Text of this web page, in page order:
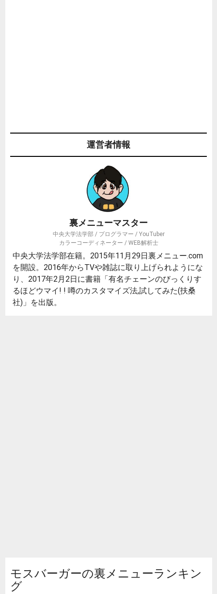
運営者情報
裏メニューマスター
中央大学法学部 / プログラマー / YouTuber
カラーコーディネーター / WEB解析士
中央大学法学部在籍。2015年11月29日裏メニュー.com
を開設。2016年からTVや雑誌に取り上げられようにな
り、2017年2月2日に書籍「有名チェーンのびっくりす
るほどウマイ! ! 噂のカスタマイズ法,試してみた(扶桑
社)」を出版。
モスバーガーの裏メニューランキン
グ